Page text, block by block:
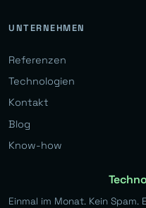
UNTERNEHMEN
Referenzen
Technologien
Kontakt
Blog
Know-how
Einmal im Monat. Kein Spam.